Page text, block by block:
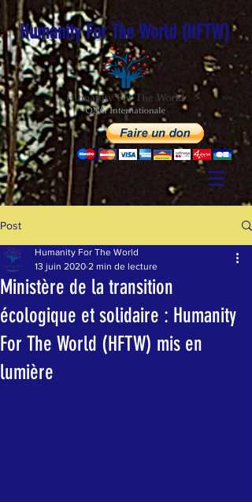
Humanity For The World (HFTW)
Post
Ministère de la transition
écologique et solidaire : Humanity
For The World (HFTW) mis en
lumière
Humanity For The World
13 juin 2020 2 min de lecture